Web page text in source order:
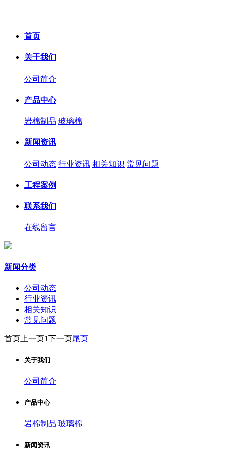
首页
关于我们
公司简介
产品中心
岩棉制品 玻璃棉
新闻资讯
公司动态 行业资讯 相关知识 常见问题
工程案例
联系我们
在线留言
新闻分类
公司动态
行业资讯
相关知识
常见问题
首页 上一页1下一页尾页
关于我们
公司简介
产品中心
岩棉制品 玻璃棉
新闻资讯